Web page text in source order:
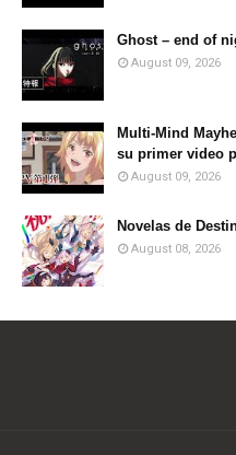
Ghost – end of
August 09, 2026
Multi-Mind
su primer video
August 09, 2026
Novelas de
August 08, 2026